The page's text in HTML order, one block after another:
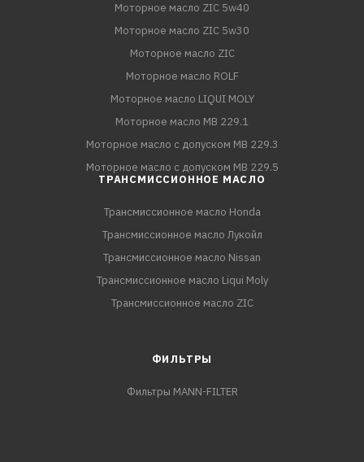
Моторное масло ZIC 5w40
Моторное масло ZIC 5w30
Моторное масло ZIC
Моторное масло ROLF
Моторное масло LIQUI MOLY
Моторное масло MB 229.1
Моторное масло с допуском MB 229.3
Моторное масло с допуском MB 229.5
ТРАНСМИССИОННОЕ МАСЛО
Трансмиссионное масло Honda
Трансмиссионное масло Лукойл
Трансмиссионное масло Nissan
Трансмиссионное масло Liqui Moly
Трансмиссионное масло ZIC
ФИЛЬТРЫ
Фильтры MANN-FILTER